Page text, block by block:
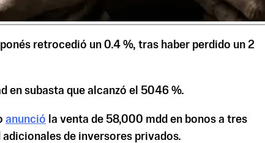
retrocedió un 0.4 %, tras haber perdido un 2
en subasta que alcanzó el 5046 %.
anunció la venta de 58,000 mdd en bonos a tres
de inversores privados.